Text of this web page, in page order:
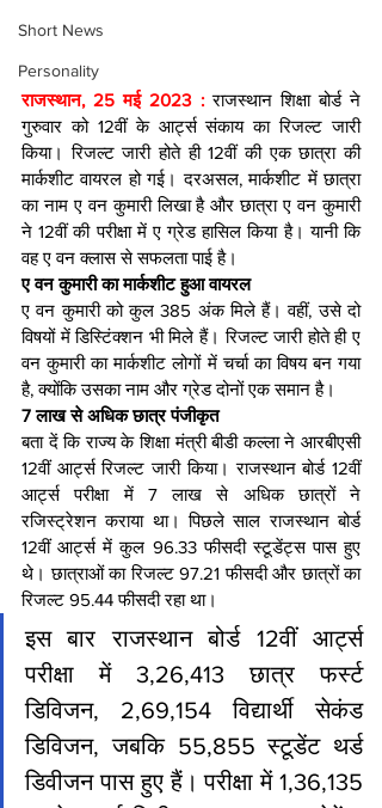
Short News
Personality
राजस्थान, 25 मई 2023 : राजस्थान शिक्षा बोर्ड ने
गुरुवार को 12वीं के आर्ट्स संकाय का रिजल्ट जारी
किया। रिजल्ट जारी होते ही 12वीं की एक छात्रा की
मार्कशीट वायरल हो गई। दरअसल, मार्कशीट में छात्रा
का नाम ए वन कुमारी लिखा है और छात्रा ए वन कुमारी
ने 12वीं की परीक्षा में ए ग्रेड हासिल किया है। यानी कि
वह ए वन क्लास से सफलता पाई है।
ए वन कुमारी का मार्कशीट हुआ वायरल
ए वन कुमारी को कुल 385 अंक मिले हैं। वहीं, उसे दो
विषयों में डिस्टिंक्शन भी मिले हैं। रिजल्ट जारी होते ही ए
वन कुमारी का मार्कशीट लोगों में चर्चा का विषय बन गया
है, क्योंकि उसका नाम और ग्रेड दोनों एक समान है।
7 लाख से अधिक छात्र पंजीकृत
बता दें कि राज्य के शिक्षा मंत्री बीडी कल्ला ने आरबीएसी
12वीं आर्ट्स रिजल्ट जारी किया। राजस्थान बोर्ड 12वीं
आर्ट्स परीक्षा में 7 लाख से अधिक छात्रों ने
रजिस्ट्रेशन कराया था। पिछले साल राजस्थान बोर्ड
12वीं आर्ट्स में कुल 96.33 फीसदी स्टूडेंट्स पास हुए
थे। छात्राओं का रिजल्ट 97.21 फीसदी और छात्रों का
रिजल्ट 95.44 फीसदी रहा था।
इस बार राजस्थान बोर्ड 12वीं आर्ट्स
परीक्षा में 3,26,413 छात्र फर्स्ट
डिविजन, 2,69,154 विद्यार्थी सेकंड
डिविजन, जबकि 55,855 स्टूडेंट थर्ड
डिवीजन पास हुए हैं। परीक्षा में 1,36,135